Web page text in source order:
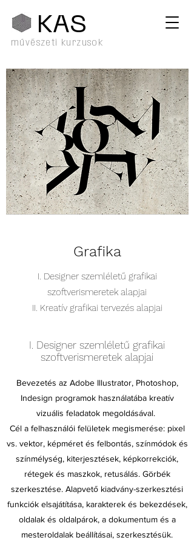
művészeti kurzusok
KAS
Grafika
I. Designer szemléletű grafikai
szoftverismeretek alapjai
II. Kreatív grafikai tervezés alapjai
I. Designer szemléletű grafikai
szoftverismeretek alapjai
Bevezetés az Adobe Illustrator, Photoshop,
Indesign programok használatába kreatív
vizuális feladatok megoldásával.
Cél a felhasználói felületek megismerése: pixel
vs. vektor, képméret és felbontás, színmódok és
színmélység, kiterjesztések, képkorrekciók,
rétegek és maszkok, retusálás. Görbék
szerkesztése. Alapvető kiadvány-szerkesztési
funkciók elsajátítása, karakterek és bekezdések,
oldalak és oldalpárok, a dokumentum és a
mesteroldalak beállításai, szerkesztésük.